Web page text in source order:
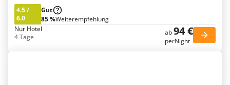
4.5/
6.0
Gut
85 %Weiterempfehlung
Nur Hotel
4 Tage
ab94 €
perNight